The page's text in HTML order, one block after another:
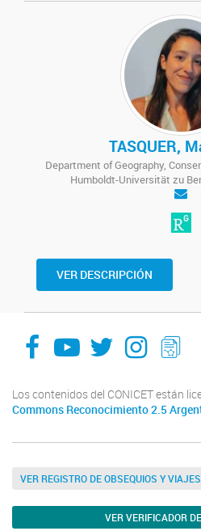
TASQUER,
Department of Geography,
Humboldt-Universität zu
VER DESCRIPCIÓN
facebook
youtube
TwitterLeChasquier Boletin Digital 70
Los contenidos del CONICET están
Commons Reconocimiento 2.5
VER REGISTRO DE OBSEQUIOS Y
VER VERIFICADOR